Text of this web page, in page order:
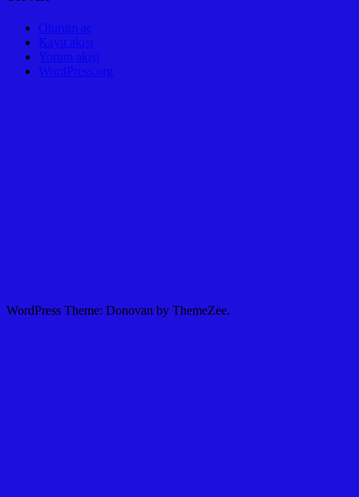
Oturum aç
Kayıt akışı
Yorum akışı
WordPress.org
WordPress Theme: Donovan by ThemeZee.